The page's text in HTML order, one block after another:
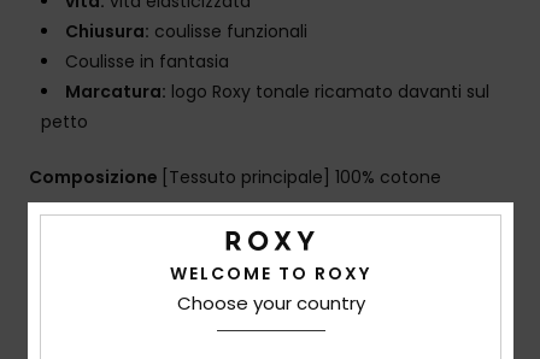
Chiusura: coulisse funzionali
Coulisse in fantasia
Marcatura: logo Roxy tonale ricamato davanti sul
petto
Composizione [Tessuto principale] 100% cotone
Spedizioni e ResiWELCOME TO ROXY
Choose your country